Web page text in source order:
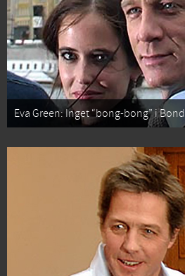
Eva Green: Inget “bong-bong” i Bond